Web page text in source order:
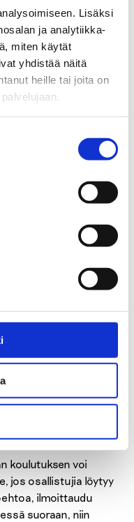
Lisäksi
ja analytiikka-
miten käytät
yhdistää näitä
heille tai joita on
lämpimän ruuan tai
paikkakunta, jolla
Silta
koulutuksen voi
jos osallistujia löytyy
ilmoittaudu
suoraan, niin